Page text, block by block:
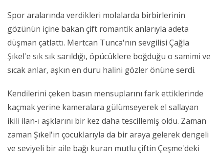
Spor aralarında verdikleri molalarda birbirlerinin
gözünün içine bakan çift romantik anlarıyla adeta
düşman çatlattı. Mertcan Tunca'nın sevgilisi Çağla
Şıkel'e sık sık sarıldığı, öpücüklere boğduğu o samimi ve
sıcak anlar, aşkın en duru halini gözler önüne serdi.
Kendilerini çeken basın mensuplarını fark ettiklerinde
kaçmak yerine kameralara gülümseyerek el sallayan
ikili ilan-ı aşklarını bir kez daha tescillemiş oldu. Zaman
zaman Şıkel'in çocuklarıyla da bir araya gelerek dengeli
ve seviyeli bir aile bağı kuran mutlu çiftin Çeşme'deki